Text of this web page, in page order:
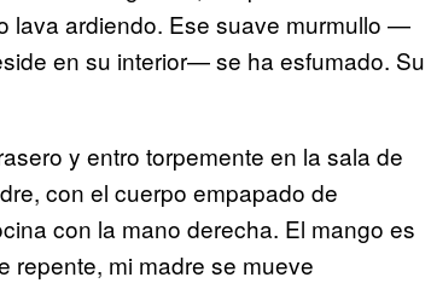
lava ardiendo. Ese suave murmullo —
en su interior— se ha esfumado. Su
y entro torpemente en la sala de
con el cuerpo empapado de
con la mano derecha. El mango es
repente, mi madre se mueve